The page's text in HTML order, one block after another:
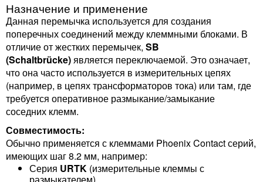
Назначение и применение
Данная перемычка используется для создания
поперечных соединений между клеммными блоками. В
отличие от жестких перемычек, SB
(Schaltbrücke)является переключаемой. Это означает,
что она часто используется в измерительных цепях
(например, в цепях трансформаторов тока) или там, где
требуется оперативное размыкание/замыкание
соседних клемм.
Совместимость:
Обычно применяется с клеммами Phoenix Contact серий,
имеющих шаг 8.2 мм, например:
Серия URTK (измерительные клеммы с